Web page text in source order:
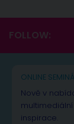
FOLLOW:
ONLINE
Nově v
inspirace.